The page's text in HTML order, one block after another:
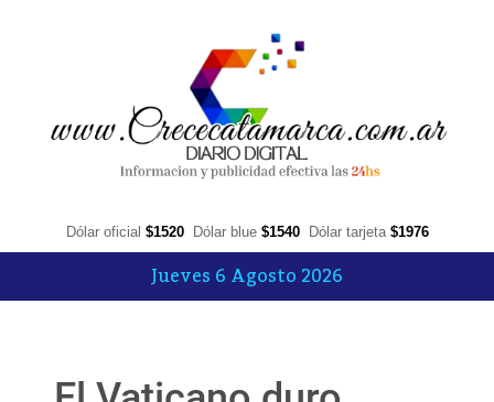
Dólar oficial $1520 Dólar blue $1540 Dólar tarjeta $1976
Jueves 6 Agosto 2026